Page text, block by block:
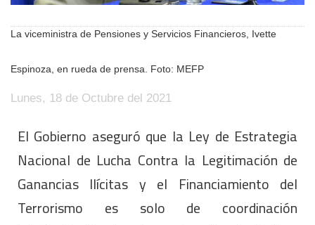
La viceministra de Pensiones y Servicios Financieros, Ivette
Espinoza, en rueda de prensa. Foto: MEFP
Lunes, 18 de Octubre del 2021
El Gobierno aseguró que la Ley de Estrategia
Nacional de Lucha Contra la Legitimación de
Ganancias Ilícitas y el Financiamiento del
Terrorismo es solo de coordinación